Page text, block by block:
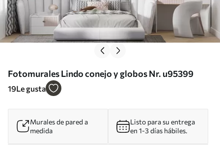
Fotomurales Lindo conejo y globos Nr. u95399
19Le gusta
Murales de pared a
medida
Listo para su entrega
en 1-3 días hábiles.